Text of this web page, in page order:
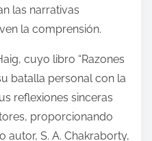
las narrativas
la comprensión.
cuyo libro “Razones
batalla personal con la
reflexiones sinceras
proporcionando
autor, S. A. Chakraborty,